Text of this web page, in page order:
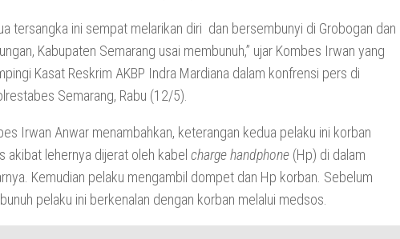
tersangka ini sempat melarikan diri dan bersembunyi di Grobogan dan
Kabupaten Semarang usai membunuh,” ujar Kombes Irwan yang
Kasat Reskrim AKBP Indra Mardiana dalam konfrensi pers di
Semarang, Rabu (12/5).
Irwan Anwar menambahkan, keterangan kedua pelaku ini korban
akibat lehernya dijerat oleh kabel chargehandphone (Hp) di dalam
Kemudian pelaku mengambil dompet dan Hp korban. Sebelum
pelaku ini berkenalan dengan korban melalui medsos.